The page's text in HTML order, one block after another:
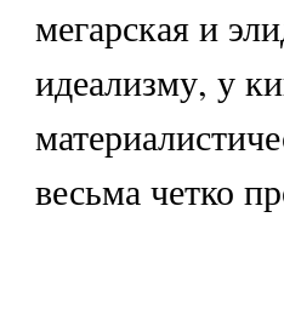
мегарская и
идеализму, у
весьма четко